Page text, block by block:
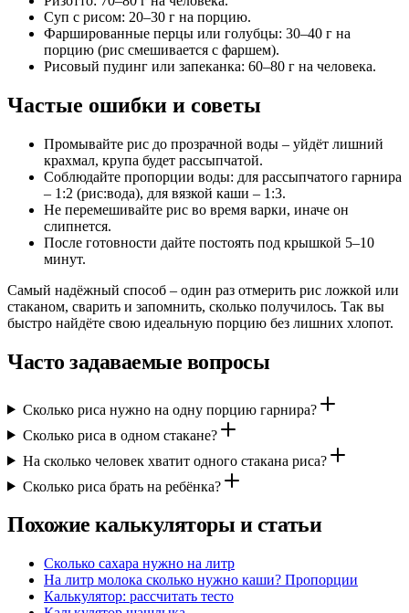
Суп с рисом: 20–30 г на порцию.
Фаршированные перцы или голубцы: 30–40 г на
порцию (рис смешивается с фаршем).
Рисовый пудинг или запеканка: 60–80 г на человека.
Частые ошибки и советы
Промывайте рис до прозрачной воды – уйдёт лишний
крахмал, крупа будет рассыпчатой.
Соблюдайте пропорции воды: для рассыпчатого гарнира
– 1:2 (рис:вода), для вязкой каши – 1:3.
Не перемешивайте рис во время варки, иначе он
слипнется.
После готовности дайте постоять под крышкой 5–10
минут.
Самый надёжный способ – один раз отмерить рис ложкой или
стаканом, сварить и запомнить, сколько получилось. Так вы
быстро найдёте свою идеальную порцию без лишних хлопот.
Часто задаваемые вопросы
Сколько риса нужно на одну порцию гарнира?
Сколько риса в одном стакане?
На сколько человек хватит одного стакана риса?
Сколько риса брать на ребёнка?
Похожие калькуляторы и статьи
Сколько сахара нужно на литр
На литр молока сколько нужно каши? Пропорции
Калькулятор: рассчитать тесто